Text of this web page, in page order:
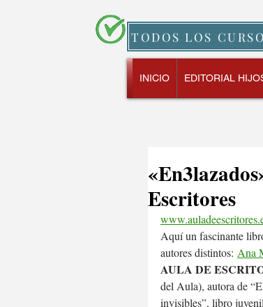
TODOS LOS
INICIO EDITORIAL
Escritores
Aquí un fascinante
autores distintos: Ana
AULA DE
del Aula), autora de
invisibles”, libro